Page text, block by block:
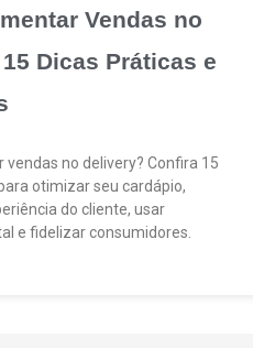
Vendas no
Dicas Práticas e
vendas no delivery? Confira 15
otimizar seu cardápio,
do cliente, usar
e fidelizar consumidores.